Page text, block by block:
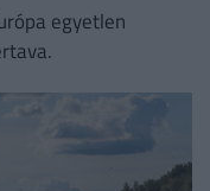
egyetlen